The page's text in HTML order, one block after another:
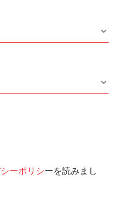
ーポリシーを読みまし